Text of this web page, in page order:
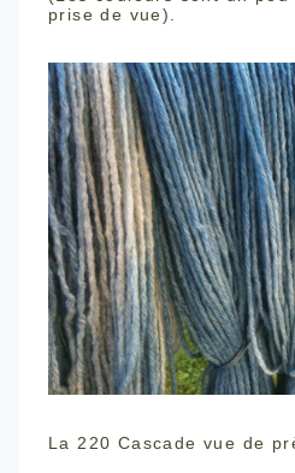
prise de vue).
La 220 Cascade vue de